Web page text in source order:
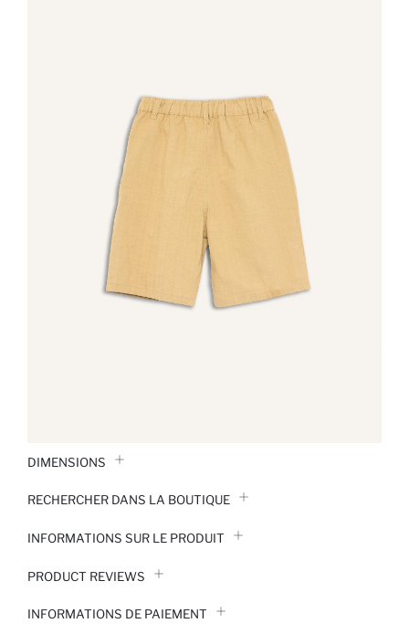
DIMENSIONS
RECHERCHER DANS LA BOUTIQUE
INFORMATIONS SUR LE PRODUIT
PRODUCT REVIEWS
INFORMATIONS DE PAIEMENT